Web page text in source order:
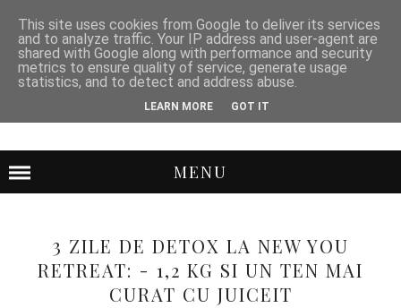
MENU
3 ZILE DE DETOX LA NEW YOU
RETREAT: - 1,2 KG SI UN TEN MAI
CURAT CU JUICEIT
This site uses cookies from Google to deliver its services
and to analyze traffic. Your IP address and user-agent are
shared with Google along with performance and security
metrics to ensure quality of service, generate usage
statistics, and to detect and address abuse.
LEARN MORE GOT IT